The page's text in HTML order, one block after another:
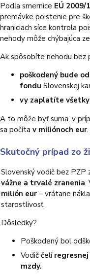
Podľa smernice EÚ 2009/
premávke poistenie pre
hraniciach síce kontrola
nehody môže chýbajúca
Ak spôsobíte nehodu bez
poškodený bude
fondu Slovenskej
vy zaplatíte
A to môže byť suma, v
sa počíta v miliónoch eur.
Skutočný prípad zo
Slovenský vodič bez PZP
vážne a trvalé zranenia.
milión eur – vrátane
starostlivosť.
Dôsledky?
Poškodený bol
Vodič čelí regresnej
mzdy.